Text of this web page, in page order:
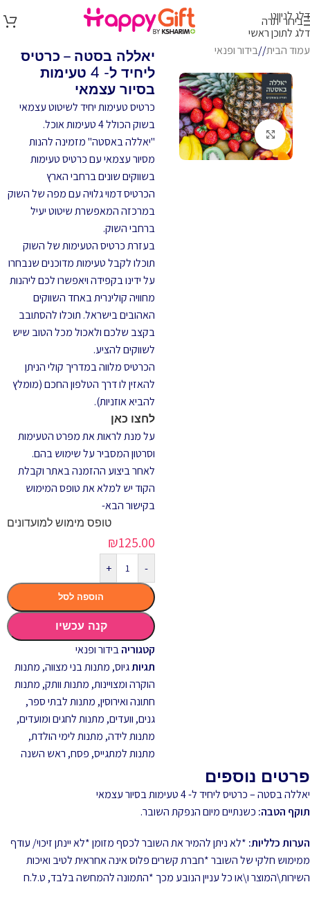
דלג לניווט
דלג לתוכן ראשי
בירור יתרה
עמוד הבית/ בידור ופנאי
לחץ להגדלה
יאללה בסטה – כרטיס
ליחיד ל- 4 טעימות
בסיור עצמאי
כרטיס טעימות יחיד לשיטוט עצמאי
בשוק הכולל 4 טעימות אוכל.
"יאללה באסטה" מזמינה להנות
מסיור עצמאי עם כרטיס טעימות
בשווקים שונים ברחבי הארץ
הכרטיס דמוי גלויה עם מפה של השוק
במרכזה המאפשרת שיטוט יעיל
ברחבי השוק.
בעזרת כרטיס הטעימות של השוק
תוכלו לקבל טעימות מדוכנים שנבחרו
על ידינו בקפידה ויאפשרו לכם ליהנות
מחוויה קולינרית באחד השווקים
האהובים בישראל. תוכלו להסתובב
בקצב שלכם ולאכול מכל הטוב שיש
לשווקים להציע.
הכרטיס מלווה במדריך קולי הניתן
להאזין לו דרך הטלפון החכם (מומלץ
להביא אוזניות).
לחצו כאן
על מנת לראות את מפרט הטעימות
וסרטון המסביר על שימוש בהם.
לאחר ביצוע ההזמנה באתר וקבלת
הקוד יש למלא את טופס המימוש
בקישור הבא-
טופס מימוש למועדונים
₪125.00
-
+
הוספה לסל
קנה עכשיו
קטגוריהבידור ופנאי
תגיותגיוס, מתנות בני מצווה, מתנות
הוקרה ומצויינות, מתנות וותק, מתנות
חתונה ואירוסין, מתנות לבתי ספר,
גנים, וועדים, מתנות לחגים ומועדים,
מתנות לידה, מתנות לימי הולדת,
מתנות למתגייס, פסח, ראש השנה
פרטים נוספים
יאללה בסטה – כרטיס ליחיד ל- 4 טעימות בסיור עצמאי
תוקף הטבה: כשנתיים מיום הנפקת השובר.
הערות כלליות: *לא ניתן להמיר את השובר לכסף מזומן *לא יינתן זיכוי/ עודף
ממימוש חלקי של השובר *חברת קשרים פלוס אינה אחראית לטיב ואיכות
השירות\המוצר ו\או כל עניין הנובע מכך *התמונה להמחשה בלבד, ט.ל.ח